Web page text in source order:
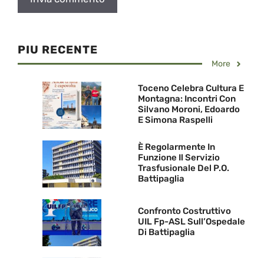
PIU RECENTE
More
Toceno Celebra Cultura E
Montagna: Incontri Con
Silvano Moroni, Edoardo
E Simona Raspelli
È Regolarmente In
Funzione Il Servizio
Trasfusionale Del P.O.
Battipaglia
Confronto Costruttivo
UIL Fp-ASL Sull’Ospedale
Di Battipaglia